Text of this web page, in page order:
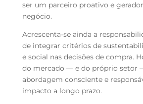
ser um parceiro proativo e
negócio.
Acrescenta-se ainda a
de integrar critérios de
e social nas decisões de compra.
do mercado — e do próprio setor
abordagem consciente e
impacto a longo prazo.